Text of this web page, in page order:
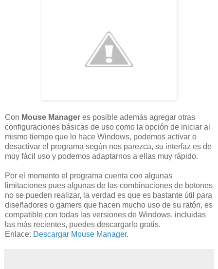
Con Mouse Manager es posible además agregar otras
configuraciones básicas de uso como la opción de iniciar al
mismo tiempo que lo hace Windows, podemos activar o
desactivar el programa según nos parezca, su interfaz es de
muy fácil uso y podemos adaptarnos a ellas muy rápido.
Por el momento el programa cuenta con algunas
limitaciones pues algunas de las combinaciones de botones
no se pueden realizar, la verdad es que es bastante útil para
diseñadores o gamers que hacen mucho uso de su ratón, es
compatible con todas las versiones de Windows, incluidas
las más recientes, puedes descargarlo gratis.
Enlace: Descargar Mouse Manager.